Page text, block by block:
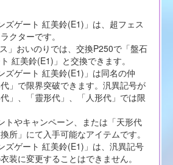
ズゲート 紅美鈴(E1)」は、超フェス
クターです。
」おいのりでは、交換P250で「盤石
紅美鈴(E1)」と交換できます。
ズゲート 紅美鈴(E1)」は同名の仲
」で限界突破できます。汎異記号が
」、「靈形代」、「人形代」では限
トやキャンペーン、または「天形代
所」にて入手可能なアイテムです。
ズゲート 紅美鈴(E1)」は、汎異記号
装に変更することはできません。